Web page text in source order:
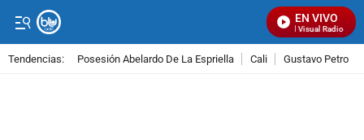
EN VIVO
Señal Visual Radio
Tendencias: Posesión Abelardo De La Espriella Cali Gustavo Petro